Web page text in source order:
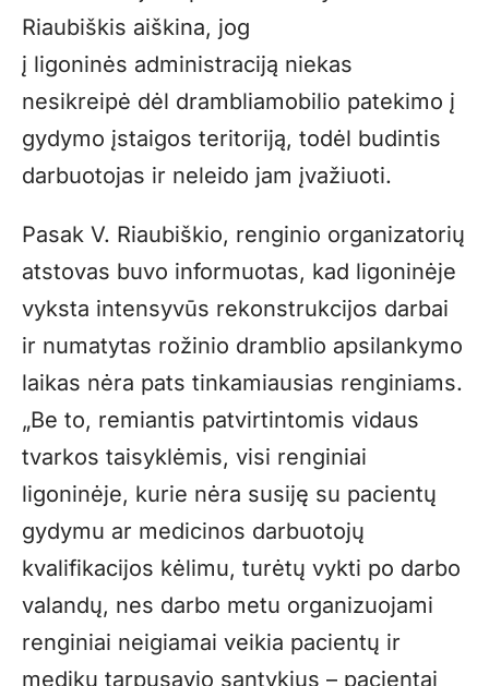
Riaubiškis aiškina, jog
į ligoninės administraciją niekas
nesikreipė dėl drambliamobilio patekimo į
gydymo įstaigos teritoriją, todėl budintis
darbuotojas ir neleido jam įvažiuoti.
Pasak V. Riaubiškio, renginio organizatorių
atstovas buvo informuotas, kad ligoninėje
vyksta intensyvūs rekonstrukcijos darbai
ir numatytas rožinio dramblio apsilankymo
laikas nėra pats tinkamiausias renginiams.
„Be to, remiantis patvirtintomis vidaus
tvarkos taisyklėmis, visi renginiai
ligoninėje, kurie nėra susiję su pacientų
gydymu ar medicinos darbuotojų
kvalifikacijos kėlimu, turėtų vykti po darbo
valandų, nes darbo metu organizuojami
renginiai neigiamai veikia pacientų ir
medikų tarpusavio santykius – pacientai